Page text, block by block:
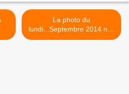
La photo du
lundi...Septembre 2014 n°4
>